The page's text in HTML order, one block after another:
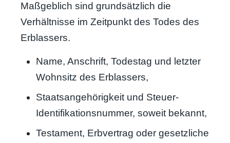
Maßgeblich sind grundsätzlich die
Verhältnisse im Zeitpunkt des Todes des
Erblassers.
Name, Anschrift, Todestag und letzter
Wohnsitz des Erblassers,
Staatsangehörigkeit und Steuer-
Identifikationsnummer, soweit bekannt,
Testament, Erbvertrag oder gesetzliche